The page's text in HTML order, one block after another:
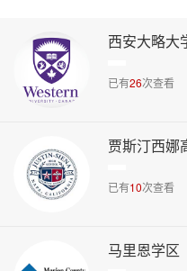
西安大略大
已有26次查看
贾斯汀西娜
已有10次查看
马里恩学区